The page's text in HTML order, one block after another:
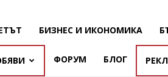
БИЗНЕС И ИКОНОМИКА
ФОРУМ БЛОГ